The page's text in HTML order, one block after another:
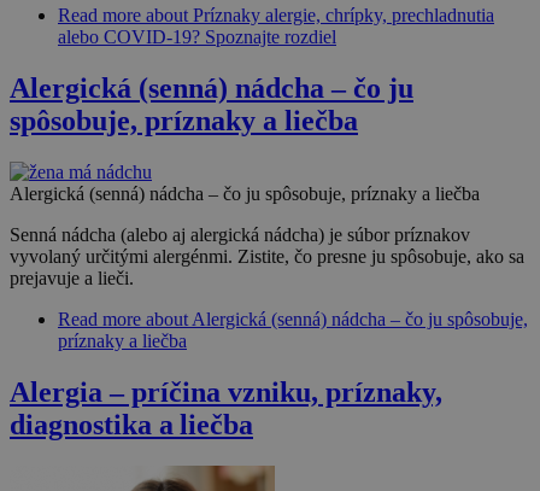
Read more about Príznaky alergie, chrípky, prechladnutia
alebo COVID-19? Spoznajte rozdiel
Alergická (senná) nádcha – čo ju
spôsobuje, príznaky a liečba
Alergická (senná) nádcha – čo ju spôsobuje, príznaky a liečba
Senná nádcha (alebo aj alergická nádcha) je súbor príznakov
vyvolaný určitými alergénmi. Zistite, čo presne ju spôsobuje, ako sa
prejavuje a lieči.
Read more about Alergická (senná) nádcha – čo ju spôsobuje,
príznaky a liečba
Alergia – príčina vzniku, príznaky,
diagnostika a liečba